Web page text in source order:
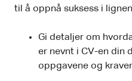
til å oppnå suksess i
Gi detaljer om
er nevnt i CV-en din
oppgavene og